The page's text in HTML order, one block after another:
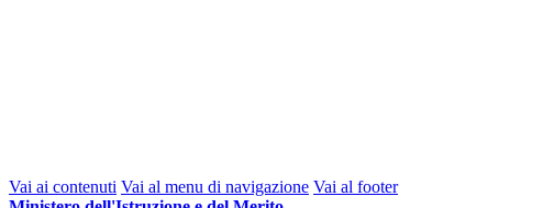
Vai ai contenuti Vai al menu di navigazione Vai al footer